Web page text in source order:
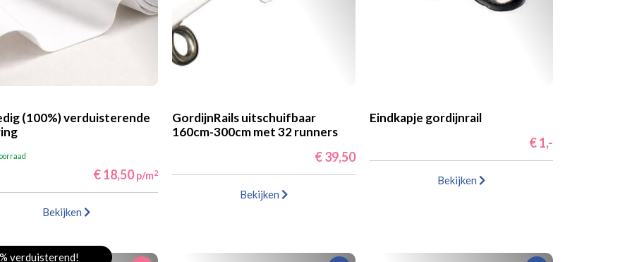
(100%) verduisterende
€ 18,50 p/m2
Bekijken
GordijnRails uitschuifbaar
160cm-300cm met 32 runners
€ 39,50
Bekijken
Eindkapje gordijnrail
€ 1,-
Bekijken
verduisterend!